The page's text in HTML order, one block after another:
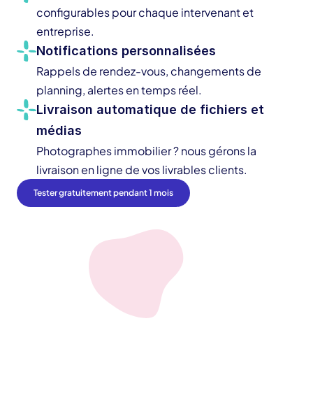
configurables pour chaque intervenant et
entreprise.
Notifications personnalisées
Rappels de rendez-vous, changements de
planning, alertes en temps réel.
Livraison automatique de fichiers et
médias
Photographes immobilier ? nous gérons la
livraison en ligne de vos livrables clients.
Tester gratuitement pendant 1 mois